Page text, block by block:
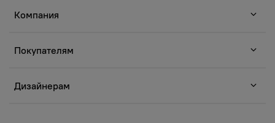
Компания
Покупателям
Дизайнерам